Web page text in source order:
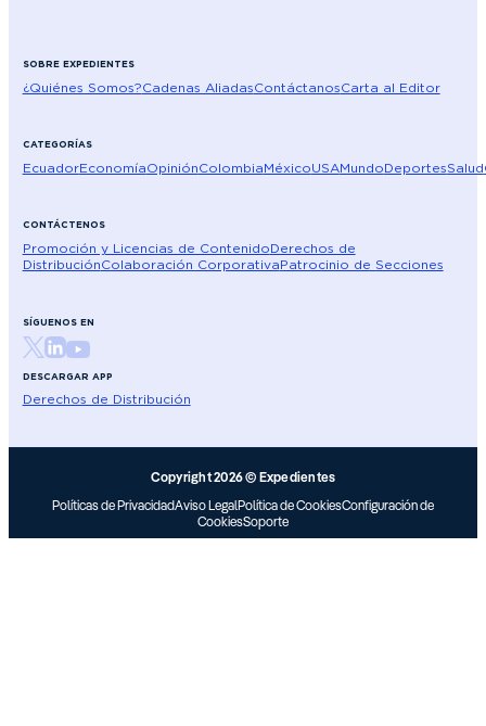
SOBRE EXPEDIENTES
¿Quiénes Somos?Cadenas AliadasContáctanosCarta al Editor
CATEGORÍAS
EcuadorEconomíaOpiniónColombiaMéxicoUSAMundoDeportesSalud
CONTÁCTENOS
Promoción y Licencias de ContenidoDerechos de
DistribuciónColaboración CorporativaPatrocinio de Secciones
SÍGUENOS EN
DESCARGAR APP
Derechos de Distribución
Copyright 2026 © Expedientes
Políticas de PrivacidadAviso LegalPolítica de CookiesConfiguración de
CookiesSoporte